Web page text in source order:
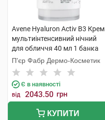
Avene Hyaluron Activ B3 Крем
мультиінтенсивний нічний
для обличчя 40 мл 1 банка
П'єр Фабр Дермо-Косметик
Є в наявності
від 2043.50 грн
КУПИТИ